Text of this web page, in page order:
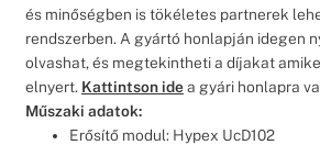
és minőségben is tökéletes partnerek
rendszerben. A gyártó honlapján idegen
olvashat, és megtekintheti a díjakat
elnyert. Kattintson idea gyári honlapra
Műszaki adatok:
Erősítő modul: Hypex UcD102